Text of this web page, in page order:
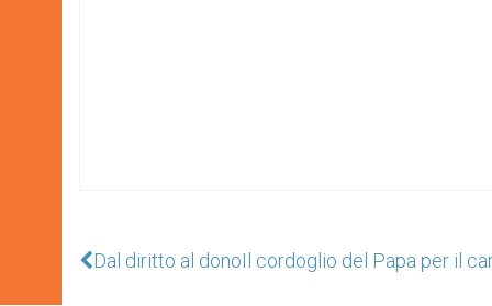
Dal diritto al donoIl cordoglio del Papa per il